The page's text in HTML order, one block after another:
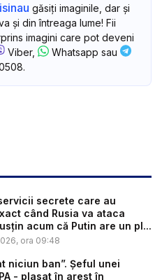
găsiți imaginile, dar și
și din întreaga lume! Fii
imagini care pot deveni
Viber,
Whatsapp sau
secrete care au
când Rusia va ataca
acum că Putin are un pl...
ora 09:48
niciun ban”. Șeful unei
- plasat în arest în